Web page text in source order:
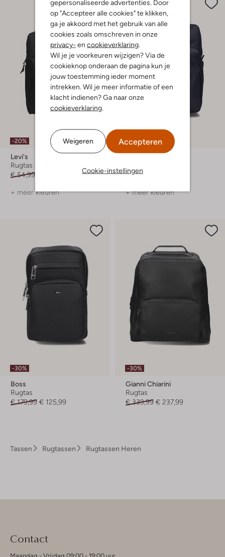
gepersonaliseerde advertenties. Door
op "Accepteer alle cookies" te klikken,
ga je akkoord met het gebruik van alle
cookies zoals omschreven in onze
privacy- en cookieverklaring
Wil je je voorkeuren wijzigen? Via de
cookieknop onderaan de pagina kun je
jouw toestemming ieder moment
intrekken. Wil je meer informatie of een
klacht indienen? Ga naar onze
cookieverklaring
Weigeren Accepteren
Cookie-instellingen
-20%
Levi's
Rugtas
€ 54,99
+ meer kleuren
-20%
€ 39,99
+ meer kleuren
-30%
Boss
Rugtas
€ 179,99 € 125,99
-30%
Gianni Chiarini
Rugtas
€ 339,99 € 237,99
Tassen Rugtassen Rugtassen Heren
Contact